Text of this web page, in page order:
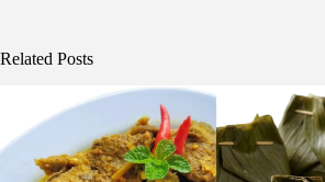
Related Posts